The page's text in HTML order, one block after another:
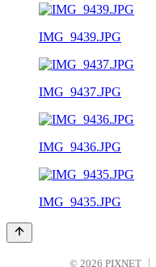
IMG_9439.JPG
IMG_9437.JPG
IMG_9436.JPG
IMG_9435.JPG
© 2026 PIXNET